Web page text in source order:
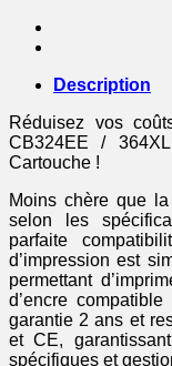
Description
Réduisez vos
CB324EE /
Cartouche !
Moins chère que
selon les
parfaite
d’impression est
permettant
d’encre
garantie 2 ans et
et CE,
spécifiques et